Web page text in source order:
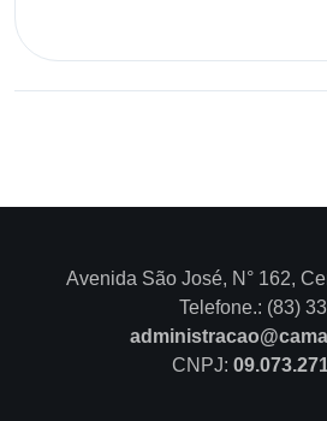
Avenida São José, N° 162,
Telefone.: (83)
CNPJ: